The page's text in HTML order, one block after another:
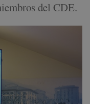
del CDE.